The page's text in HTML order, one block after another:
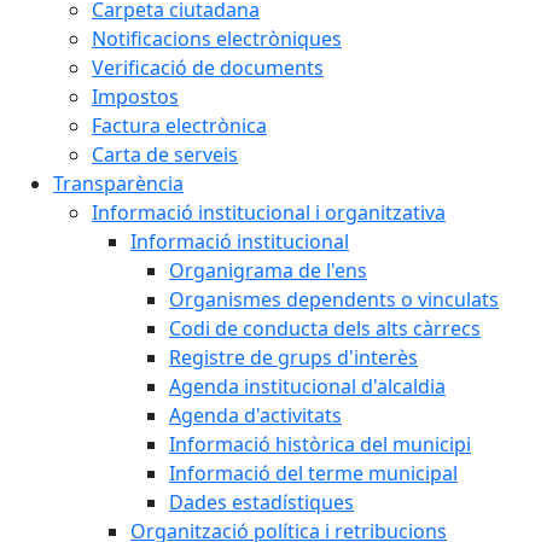
Carpeta ciutadana
Notificacions electròniques
Verificació de documents
Impostos
Factura electrònica
Carta de serveis
Transparència
Informació institucional i organitzativa
Informació institucional
Organigrama de l'ens
Organismes dependents o vinculats
Codi de conducta dels alts càrrecs
Registre de grups d'interès
Agenda institucional d'alcaldia
Agenda d'activitats
Informació històrica del municipi
Informació del terme municipal
Dades estadístiques
Organització política i retribucions